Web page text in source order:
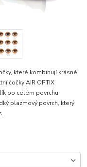
které kombinují krásné
čočky AIR OPTIX
po celém povrchu
plazmový povrch, který